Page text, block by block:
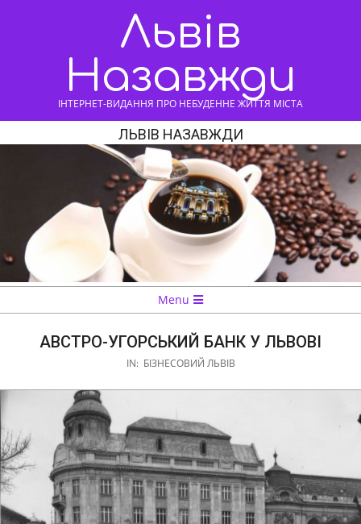
Львів
Назавжди
ІНТЕРНЕТ-ВИДАННЯ ПРО НЕБУДЕННЕ ЖИТТЯ МІСТА
ЛЬВІВ НАЗАВЖДИ
Menu
Menu
АВСТРО-УГОРСЬКИЙ БАНК У ЛЬВОВІ
IN: БІЗНЕСОВИЙ ЛЬВІВ